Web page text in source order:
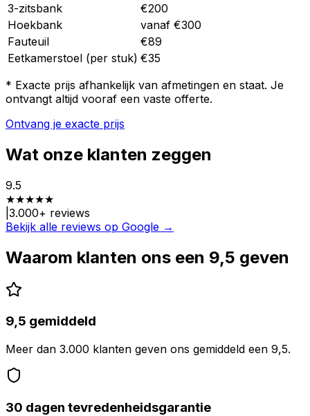
3-zitsbank
€200
Hoekbank
vanaf €300
Fauteuil
€89
Eetkamerstoel (per stuk) €35
* Exacte prijs afhankelijk van afmetingen en staat. Je
ontvangt altijd vooraf een vaste offerte.
Ontvang je exacte prijs
Wat onze klanten zeggen
9.5
★★★★★
3.000+ reviews
Bekijk alle reviews op Google →
Waarom klanten ons een 9,5 geven
9,5 gemiddeld
Meer dan 3.000 klanten geven ons gemiddeld een 9,5.
30 dagen tevredenheidsgarantie